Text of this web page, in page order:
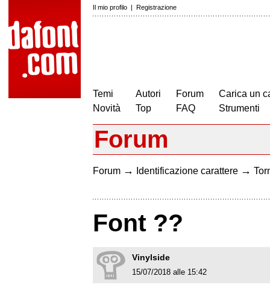
Il mio profilo | Registrazione
Temi
Novità
Autori
Top
Forum
FAQ
Carica un
Strumenti
Forum
Forum → Identificazione carattere →
Font ??
Vinylside
15/07/2018 alle 15:42